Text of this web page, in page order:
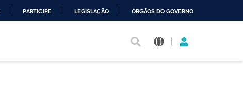
PARTICIPE LEGISLAÇÃO ÓRGÃOS DO GOVERNO
|